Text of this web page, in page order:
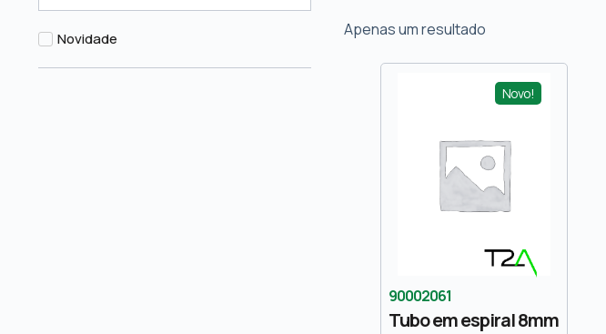
Novidade Apenas um resultado
Novo!
90002061
Tubo em espiral 8mm